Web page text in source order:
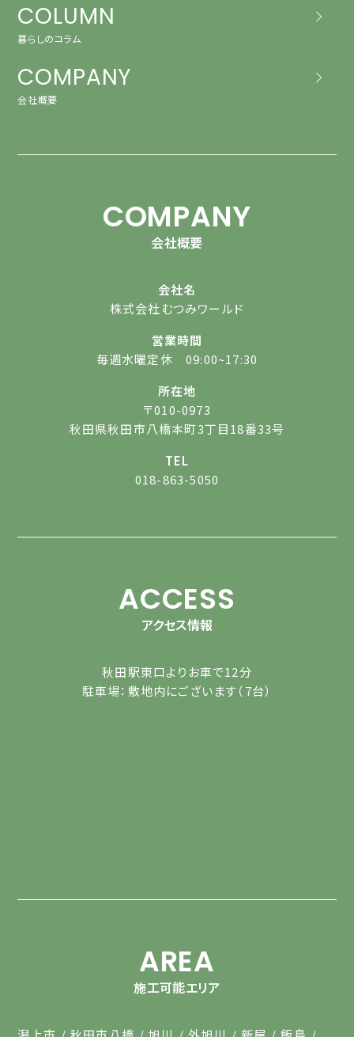
COLUMN
暮らしのコラム
COMPANY
会社概要
COMPANY
会社概要
会社名
株式会社むつみワールド
営業時間
毎週水曜定休 09:00~17:30
所在地
〒010-0973
秋田県秋田市八橋本町3丁目18番33号
TEL
018-863-5050
ACCESS
アクセス情報
秋田駅東口よりお車で12分
駐車場：敷地内にございます（7台）
AREA
施工可能エリア